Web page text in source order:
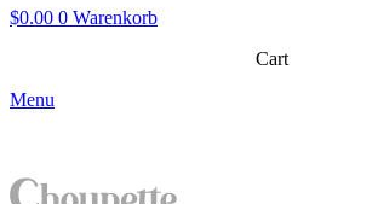
$0.00 0 Warenkorb
Cart
Menu